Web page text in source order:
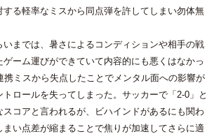
する軽率なミスから同点弾を許してしまい勿体無
までは、暑さによるコンディションや相手の戦
ーム運びができていて内容的にも悪くはなかっ
携ミスから失点したことでメンタル面への影響が
ロールを失ってしまった。サッカーで「2-0」と
スコアと言われるが、ビハインドがあるにも関わ
まい点差が縮まることで焦りが加速してさらに適